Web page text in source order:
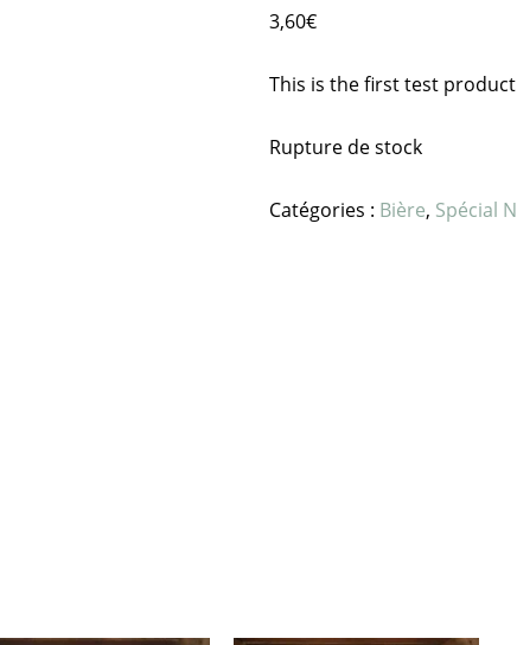
3,60€
This is the first test product
Rupture de stock
Catégories : Bière, Spécial